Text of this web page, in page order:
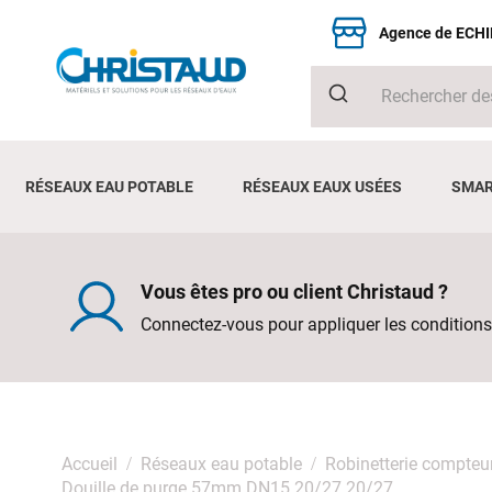
Agence de
RÉSEAUX EAU POTABLE RÉSEAUX EAUX USÉES
Vous êtes pro ou client Christaud ?
Connectez-vous pour appliquer les
Accueil Réseaux eau potable Robinetterie